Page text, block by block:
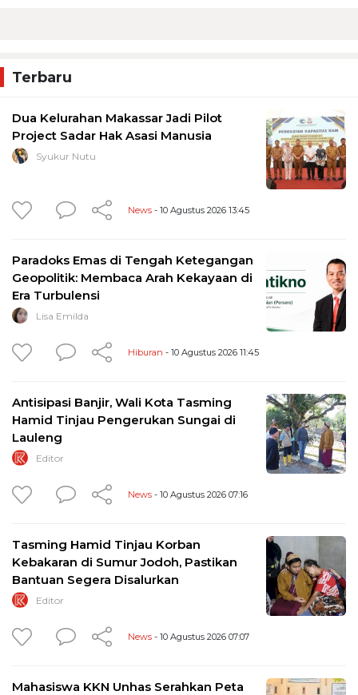
Terbaru
Dua Kelurahan Makassar Jadi Pilot
Project Sadar Hak Asasi Manusia
Syukur Nutu
News - 10 Agustus 2026 13:45
Paradoks Emas di Tengah Ketegangan
Geopolitik: Membaca Arah Kekayaan di
Era Turbulensi
Lisa Emilda
Hiburan - 10 Agustus 2026 11:45
Antisipasi Banjir, Wali Kota Tasming
Hamid Tinjau Pengerukan Sungai di
Lauleng
Editor
News - 10 Agustus 2026 07:16
Tasming Hamid Tinjau Korban
Kebakaran di Sumur Jodoh, Pastikan
Bantuan Segera Disalurkan
Editor
News - 10 Agustus 2026 07:07
Mahasiswa KKN Unhas Serahkan Peta